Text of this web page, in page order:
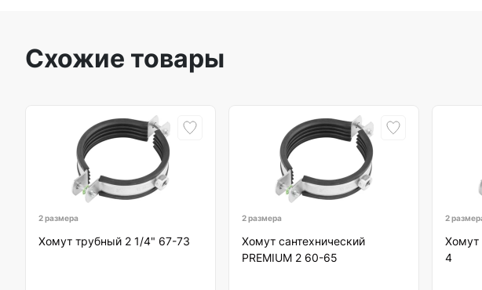
Схожие товары
2 размера
Хомут трубный 2 1/4" 67-73
2 размера
Хомут сантехнический
PREMIUM 2 60-65
2
Хомут
4